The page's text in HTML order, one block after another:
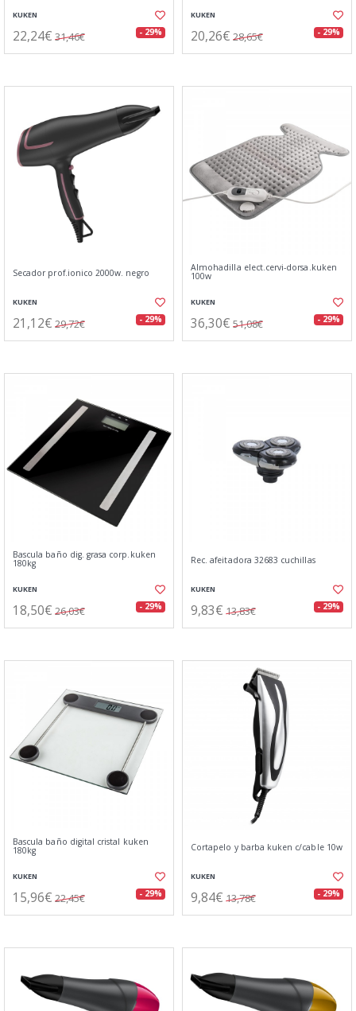
KUKEN
22,24€ 31,46€ - 29%
KUKEN
20,26€ 28,65€ - 29%
Secador prof.ionico 2000w. negro
KUKEN
21,12€ 29,72€ - 29%
Almohadilla elect.cervi-dorsa.kuken
100w
KUKEN
36,30€ 51,08€ - 29%
Bascula baño dig. grasa corp.kuken
180kg
KUKEN
18,50€ 26,03€ - 29%
Rec. afeitadora 32683 cuchillas
KUKEN
9,83€ 13,83€ - 29%
Bascula baño digital cristal kuken
180kg
KUKEN
15,96€ 22,45€ - 29%
Cortapelo y barba kuken c/cable 10w
KUKEN
9,84€ 13,78€ - 29%